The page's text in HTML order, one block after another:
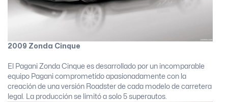
2009 Zonda Cinque
El Pagani Zonda Cinque es desarrollado por un incomparable
equipo Pagani comprometido apasionadamente con la
creación de una versión Roadster de cada modelo de carretera
legal. La producción se limitó a solo 5 superautos.